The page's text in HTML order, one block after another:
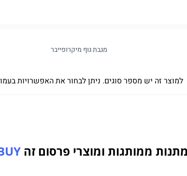
מגבת גוף מיקרופייבר
למוצר זה יש מספר סוגים. ניתן לבחור את האפשרויות
ממותגות ומוצרי פרסום זה />